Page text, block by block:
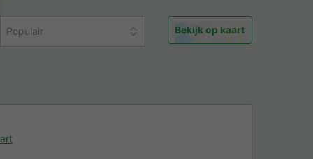
Populair Bekijk op kaart